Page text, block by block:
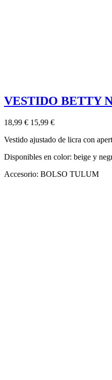
VESTIDO BETTY
18,99 € 15,99 €
Vestido ajustado de licra con
Disponibles en color: beige y
Accesorio: BOLSO TULUM